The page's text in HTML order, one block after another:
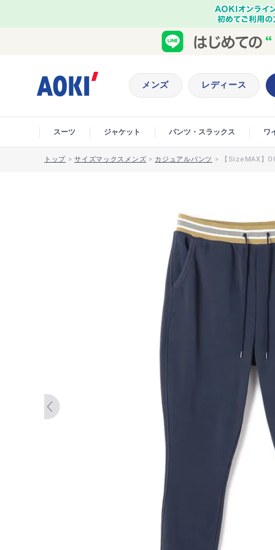
メンズ レディース
スーツ ジャケット パンツ・スラックス ワ
トップ >サイズマックスメンズ > カジュアルパンツ > 【SizeMAX】